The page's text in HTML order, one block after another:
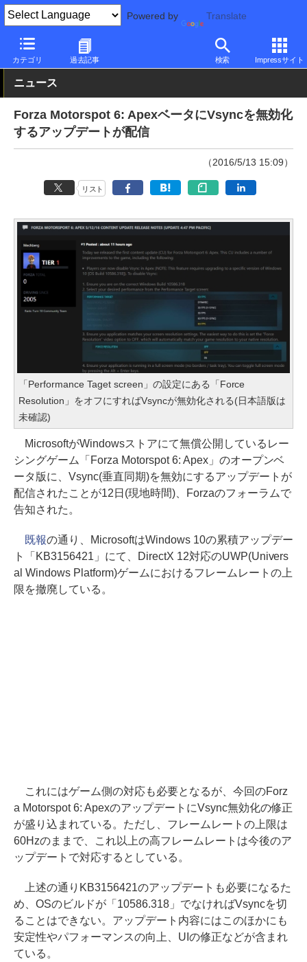
Powered by Translate
カテゴリ 過去記事 検索 Impressサイト
PC Watch ソフトウェア/アプリ 新機能
ニュース
Forza Motorspot 6: ApexベータにVsyncを無効化
するアップデートが配信
（2016/5/13 15:09）
リスト
「Performance Taget screen」の設定にある「Force
Resolution」をオフにすればVsyncが無効化される(日本語版は
未確認)
MicrosoftがWindowsストアにて無償公開しているレー
シングゲーム「Forza Motorspot 6: Apex」のオープンベ
ータ版に、Vsync(垂直同期)を無効にするアップデートが
配信されたことが12日(現地時間)、Forzaのフォーラムで
告知された。
既報の通り、MicrosoftはWindows 10の累積アップデー
ト「KB3156421」にて、DirectX 12対応のUWP(Univers
al Windows Platform)ゲームにおけるフレームレートの上
限を撤廃している。
これにはゲーム側の対応も必要となるが、今回のForz
a Motorspot 6: ApexのアップデートにVsync無効化の修正
が盛り込まれている。ただし、フレームレートの上限は
60Hzのままで、これ以上の高フレームレートは今後のア
ップデートで対応するとしている。
上述の通りKB3156421のアップデートも必要になるた
め、OSのビルドが「10586.318」でなければVsyncを切
ることはできない。アップデート内容にはこのほかにも
安定性やパフォーマンスの向上、UIの修正などが含まれ
ている。